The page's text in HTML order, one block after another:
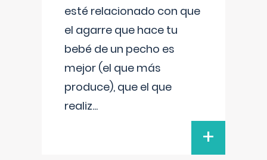
esté relacionado con que
el agarre que hace tu
bebé de un pecho es
mejor (el que más
produce), que el que
realiz...
+